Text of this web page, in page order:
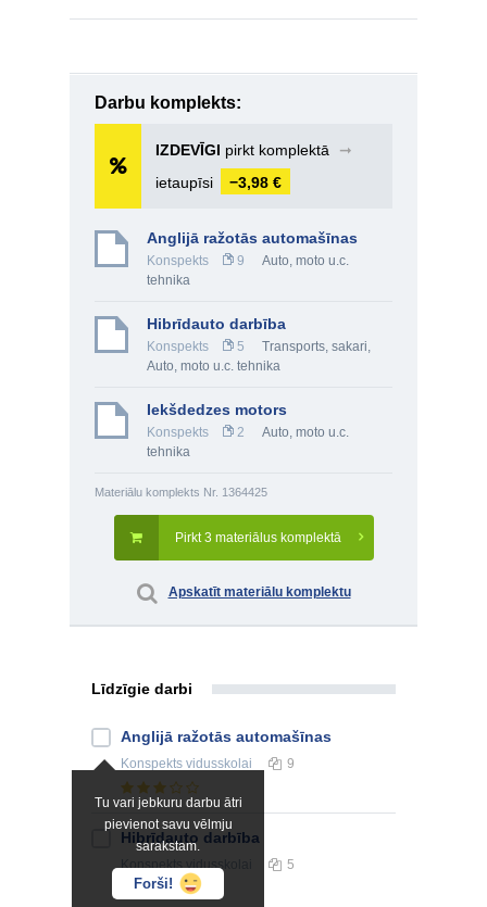
Darbu komplekts:
IZDEVĪGI pirkt komplektā
➞
ietaupīsi
−3,98 €
Anglijā ražotās automašīnas
Konspekts 9
Auto, moto u.c.
tehnika
Hibrīdauto darbība
Konspekts 5 Transports, sakari,
Auto, moto u.c. tehnika
Iekšdedzes motors
Konspekts 2
Auto, moto u.c.
tehnika
Materiālu komplekts Nr. 1364425
Pirkt 3 materiālus komplektā
Apskatīt materiālu komplektu
Līdzīgie darbi
Tu vari jebkuru darbu ātri
pievienot savu vēlmju
sarakstam.
Forši!
Anglijā ražotās automašīnas
Konspekts vidusskolai 9
Hibrīdauto darbība
Konspektsvidusskolai 5